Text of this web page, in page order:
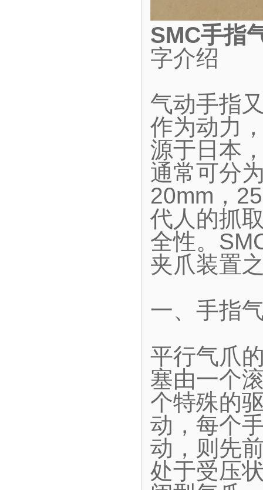
SMC手指
字介绍
气动手指
作为动力
源于日本
通常可分
20mm，
代人的抓
全性。
夹爪装置
一、手指
平行气爪
塞由一个
个特殊的
动，每个
动，则先
处于受压